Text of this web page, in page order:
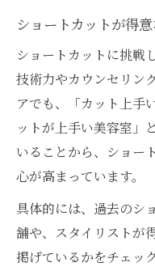
ショートカットが得
ショートカットに挑戦
技術力やカウンセリン
アでも、「カット上手
ットが上手い美容室」
いることから、ショー
心が高まっています。
具体的には、過去のシ
舗や、スタイリストが
掲げているかをチェッ